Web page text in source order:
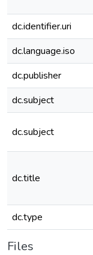
dc.identifier.uri
dc.language.iso
dc.publisher
dc.subject
dc.subject
dc.title
dc.type
Files